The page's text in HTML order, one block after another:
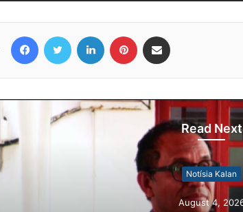
Read Next
Notísia Kalan
August 4, 2026